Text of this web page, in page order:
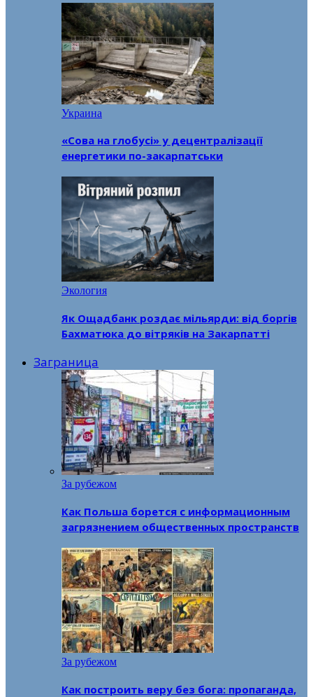
Украина
«Сова на глобусі» у децентралізації
енергетики по-закарпатськи
Экология
Як Ощадбанк роздає мільярди: від боргів
Бахматюка до вітряків на Закарпатті
Заграница
За рубежом
Как Польша борется с информационным
загрязнением общественных пространств
За рубежом
Как построить веру без бога: пропаганда,